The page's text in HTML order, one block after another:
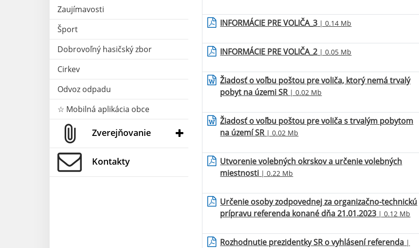
Zaujímavosti
Šport
Dobrovoľný hasičský zbor
Cirkev
Odvoz odpadu
☆ Mobilná aplikácia obce
Zverejňovanie
Kontakty
INFORMÁCIE PRE VOLIČA_3 | 0.14 Mb
INFORMÁCIE PRE VOLIČA_2 | 0.05 Mb
Žiadosť o voľbu poštou pre voliča, ktorý nemá trvalý
pobyt na územi SR | 0.02 Mb
Žiadosť o voľbu poštou pre voliča s trvalým pobytom
na území SR | 0.02 Mb
Utvorenie volebných okrskov a určenie volebných
miestnosti | 0.22 Mb
Určenie osoby zodpovednej za organizačno-technickú
prípravu referenda konané dňa 21.01.2023 | 0.12 Mb
Rozhodnutie prezidentky SR o vyhlásení referenda |